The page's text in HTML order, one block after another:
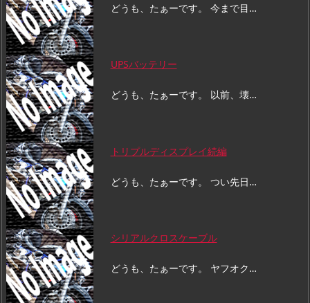
どうも、たぁーです。 今まで目…
UPSバッテリー
どうも、たぁーです。 以前、壊…
トリプルディスプレイ続編
どうも、たぁーです。 つい先日…
シリアルクロスケーブル
どうも、たぁーです。 ヤフオク…